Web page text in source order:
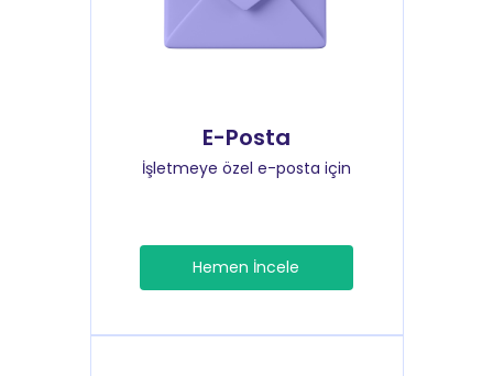
E-Posta
İşletmeye özel e-posta için
Hemen İncele